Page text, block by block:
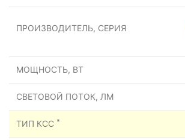
ПРОИЗВОДИТЕЛЬ, СЕРИЯ
МОЩНОСТЬ, ВТ
СВЕТОВОЙ ПОТОК, ЛМ
ТИП КСС *